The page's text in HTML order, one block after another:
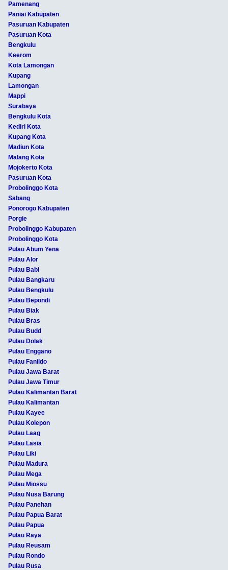
Pamenang
Paniai Kabupaten
Pasuruan Kabupaten
Pasuruan Kota
Bengkulu
Keerom
Kota Lamongan
Kupang
Lamongan
Mappi
Surabaya
Bengkulu Kota
Kediri Kota
Kupang Kota
Madiun Kota
Malang Kota
Mojokerto Kota
Pasuruan Kota
Probolinggo Kota
Sabang
Ponorogo Kabupaten
Porgie
Probolinggo Kabupaten
Probolinggo Kota
Pulau Abum Yena
Pulau Alor
Pulau Babi
Pulau Bangkaru
Pulau Bengkulu
Pulau Bepondi
Pulau Biak
Pulau Bras
Pulau Budd
Pulau Dolak
Pulau Enggano
Pulau Fanildo
Pulau Jawa Barat
Pulau Jawa Timur
Pulau Kalimantan Barat
Pulau Kalimantan
Pulau Kayee
Pulau Kolepon
Pulau Laag
Pulau Lasia
Pulau Liki
Pulau Madura
Pulau Mega
Pulau Miossu
Pulau Nusa Barung
Pulau Panehan
Pulau Papua Barat
Pulau Papua
Pulau Raya
Pulau Reusam
Pulau Rondo
Pulau Rusa